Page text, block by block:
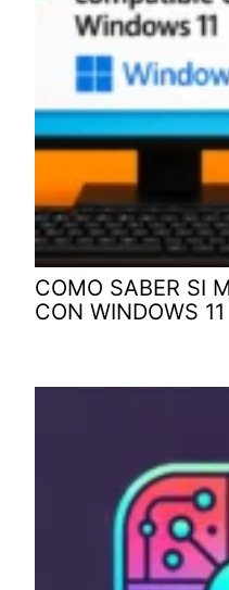
COMO SABER SI
CON WINDOWS 11